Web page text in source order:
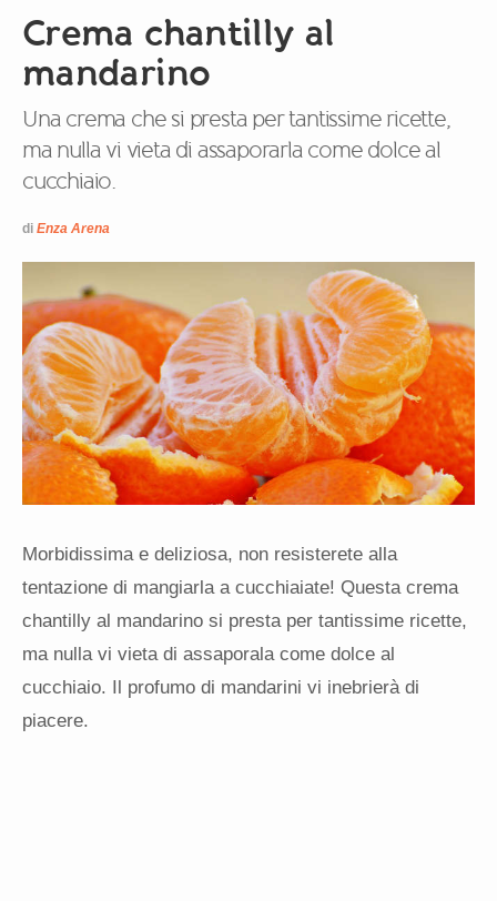
Crema chantilly al
mandarino
Una crema che si presta per tantissime ricette,
ma nulla vi vieta di assaporarla come dolce al
cucchiaio.
di Enza Arena
Morbidissima e deliziosa, non resisterete alla
tentazione di mangiarla a cucchiaiate! Questa crema
chantilly al mandarino si presta per tantissime ricette,
ma nulla vi vieta di assaporala come dolce al
cucchiaio. Il profumo di mandarini vi inebrierà di
piacere.